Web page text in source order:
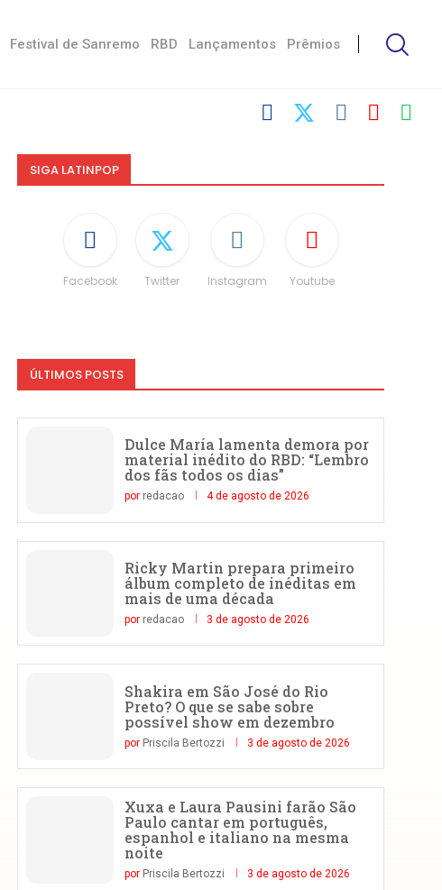
Festival de Sanremo RBD Lançamentos Prêmios
SIGA LATINPOP
Facebook Twitter Instagram Youtube
ÚLTIMOS POSTS
Dulce María lamenta demora por
material inédito do RBD: “Lembro
dos fãs todos os dias”
por redacao 4 de agosto de 2026
Ricky Martin prepara primeiro
álbum completo de inéditas em
mais de uma década
por redacao 3 de agosto de 2026
Shakira em São José do Rio
Preto? O que se sabe sobre
possível show em dezembro
por Priscila Bertozzi 3 de agosto de 2026
Xuxa e Laura Pausini farão São
Paulo cantar em português,
espanhol e italiano na mesma
noite
por Priscila Bertozzi 3 de agosto de 2026